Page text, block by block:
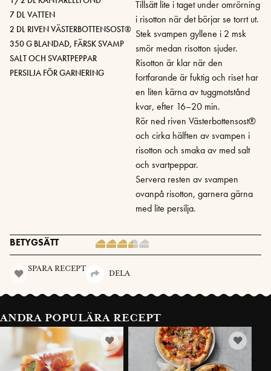
7 DL VATTEN
2 DL RIVEN VÄSTERBOTTENSOST®
350 G BLANDAD, FÄRSK SVAMP
SALT OCH SVARTPEPPAR
PERSILJA FÖR GARNERING
Tillsätt lite i taget under omrörning
i risotton när det börjar se torrt ut.
Stek svampen gyllene i 2 msk
smör medan risotton sjuder.
Risotton är klar när den
fortfarande är fuktig och riset har
en liten kärna av tuggmotstånd
kvar, efter 16–20 min.
Rör ned riven Västerbottensost®
och cirka hälften av svampen i
risotton och smaka av med salt
och svartpeppar.
Servera resten av svampen
ovanpå risotton, garnera gärna
med lite persilja.
BETYGSÄTT
SPARA RECEPT
DELA
ANDRA POPULÄRA RECEPT